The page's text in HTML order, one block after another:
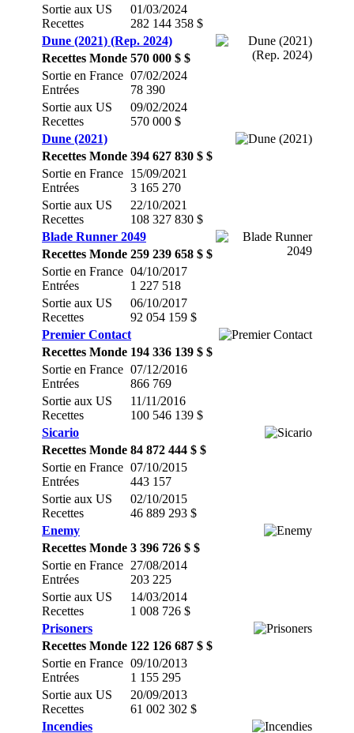
Sortie aux US
Recettes
01/03/2024
282 144 358 $
Dune (2021) (Rep. 2024)
Recettes Monde 570 000 $ $
Sortie en France
Entrées
07/02/2024
78 390
Sortie aux US
Recettes
09/02/2024
570 000 $
Dune (2021)
Recettes Monde 394 627 830 $ $
Sortie en France
Entrées
15/09/2021
3 165 270
Sortie aux US
Recettes
22/10/2021
108 327 830 $
Blade Runner 2049
Recettes Monde 259 239 658 $ $
Sortie en France
Entrées
04/10/2017
1 227 518
Sortie aux US
Recettes
06/10/2017
92 054 159 $
Premier Contact
Recettes Monde 194 336 139 $ $
Sortie en France
Entrées
07/12/2016
866 769
Sortie aux US
Recettes
11/11/2016
100 546 139 $
Sicario
Recettes Monde 84 872 444 $ $
Sortie en France
Entrées
07/10/2015
443 157
Sortie aux US
Recettes
02/10/2015
46 889 293 $
Enemy
Recettes Monde 3 396 726 $ $
Sortie en France
Entrées
27/08/2014
203 225
Sortie aux US
Recettes
14/03/2014
1 008 726 $
Prisoners
Recettes Monde 122 126 687 $ $
Sortie en France
Entrées
09/10/2013
1 155 295
Sortie aux US
Recettes
20/09/2013
61 002 302 $
Incendies